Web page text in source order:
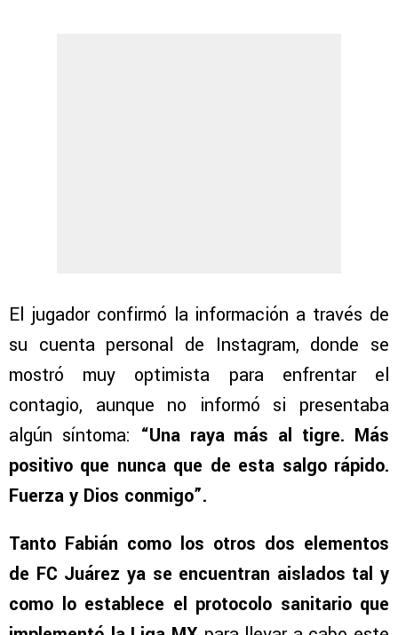
El jugador confirmó la información a través de
su cuenta personal de Instagram, donde se
mostró muy optimista para enfrentar el
contagio, aunque no informó si presentaba
algún síntoma: “Una raya más al tigre. Más
positivo que nunca que de esta salgo rápido.
Fuerza y Dios conmigo”.
Tanto Fabián como los otros dos elementos
de FC Juárez ya se encuentran aislados tal y
como lo establece el protocolo sanitario que